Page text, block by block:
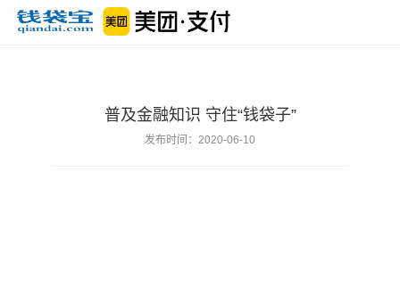
普及金融知识 守住“钱袋子”
发布时间：2020-06-10